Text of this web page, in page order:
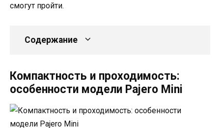
смогут пройти.
Содержание
Компактность и проходимость:
особенности модели Pajero Mini